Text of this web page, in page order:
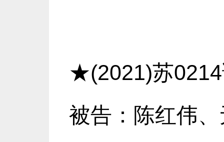
★(2021)苏
被告：陈红伟